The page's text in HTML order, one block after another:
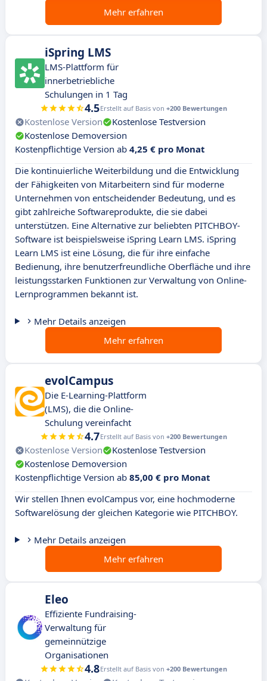
Mehr erfahren
iSpring LMS
LMS-Plattform für
innerbetriebliche
Schulungen in 1 Tag
4.5Erstellt auf Basis von +200 Bewertungen
Kostenlose Version
Kostenlose Testversion
Kostenlose Demoversion
Kostenpflichtige Version ab 4,25 € pro Monat
Die kontinuierliche Weiterbildung und die Entwicklung
der Fähigkeiten von Mitarbeitern sind für moderne
Unternehmen von entscheidender Bedeutung, und es
gibt zahlreiche Softwareprodukte, die sie dabei
unterstützen. Eine Alternative zur beliebten PITCHBOY-
Software ist beispielsweise iSpring Learn LMS. iSpring
Learn LMS ist eine Lösung, die für ihre einfache
Bedienung, ihre benutzerfreundliche Oberfläche und ihre
leistungsstarken Funktionen zur Verwaltung von Online-
Lernprogrammen bekannt ist.
Mehr Details anzeigen
Mehr erfahren
evolCampus
Die E-Learning-Plattform
(LMS), die die Online-
Schulung vereinfacht
4.7Erstellt auf Basis von +200 Bewertungen
Kostenlose Version
Kostenlose Testversion
Kostenlose Demoversion
Kostenpflichtige Version ab 85,00 € pro Monat
Wir stellen Ihnen evolCampus vor, eine hochmoderne
Softwarelösung der gleichen Kategorie wie PITCHBOY.
Mehr Details anzeigen
Mehr erfahren
Eleo
Effiziente Fundraising-
Verwaltung für
gemeinnützige
Organisationen
4.8Erstellt auf Basis von +200 Bewertungen